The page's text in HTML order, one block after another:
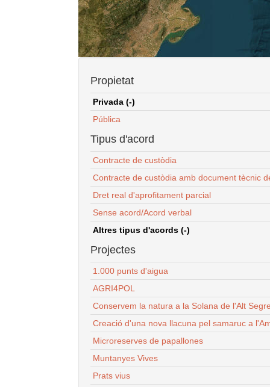
Propietat
Privada (-)
Pública
Tipus d'acord
Contracte de custòdia
Contracte de custòdia amb document tècnic
Dret real d'aprofitament parcial
Sense acord/Acord verbal
Altres tipus d'acords (-)
Projectes
1.000 punts d'aigua
AGRI4POL
Conservem la natura a la Solana de l'Alt
Creació d'una nova llacuna pel samaruc a
Microreserves de papallones
Muntanyes Vives
Prats vius